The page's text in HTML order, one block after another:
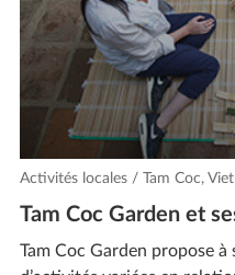
Activités locales / Tam Coc,
Tam Coc Garden et
Tam Coc Garden propose